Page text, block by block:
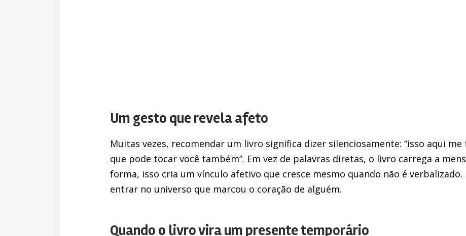
Um gesto que revela afeto
Muitas vezes, recomendar um livro significa dizer silenciosamente: “isso aqui me
que pode tocar você também”. Em vez de palavras diretas, o livro carrega a
forma, isso cria um vínculo afetivo que cresce mesmo quando não é verbalizado.
entrar no universo que marcou o coração de alguém.
Quando o livro vira um presente temporário